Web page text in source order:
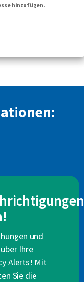
hinzufügen.
und
Ihre
Alerts! Mit
Sie die